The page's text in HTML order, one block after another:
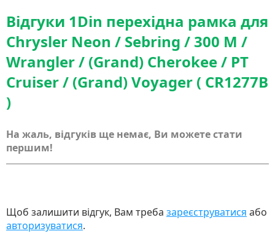
Відгуки 1Din перехідна рамка для
Chrysler Neon / Sebring / 300 M /
Wrangler / (Grand) Cherokee / PT
Cruiser / (Grand) Voyager ( CR1277B
)
На жаль, відгуків ще немає, Ви можете стати
першим!
Щоб залишити відгук, Вам треба зареєструватися або
авторизуватися.